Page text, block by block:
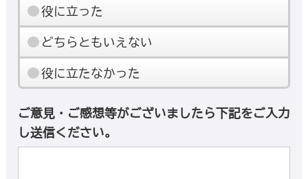
役に立った
どちらともいえない
役に立たなかった
ご意見・ご感想等がございましたら下記をご入力
し送信ください。